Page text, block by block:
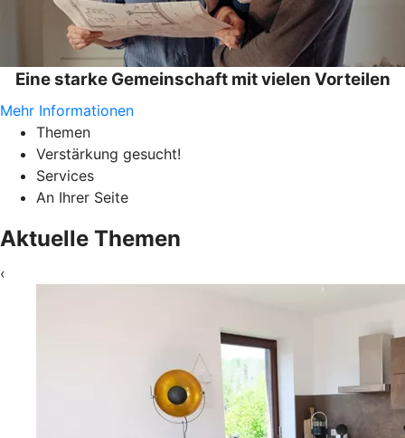
Eine starke Gemeinschaft mit vielen Vorteilen
Mehr Informationen
Themen
Verstärkung gesucht!
Services
An Ihrer Seite
Aktuelle Themen
‹